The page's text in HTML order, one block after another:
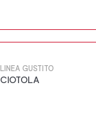
LINEA GUSTITO
CIOTOLA